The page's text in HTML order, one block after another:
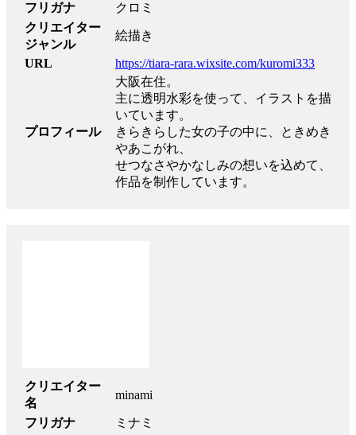
フリガナ
クロミ
クリエイター
ジャンル
絵描き
URL https://tiara-rara.wixsite.com/kuromi333
プロフィール
大阪在住。
主に透明水彩を使って、イラストを描
いています。
きらきらした女の子の中に、ときめき
やあこがれ、
せつなさやかなしみの想いを込めて、
作品を制作しています。
クリエイター
名
minami
フリガナ
ミナミ